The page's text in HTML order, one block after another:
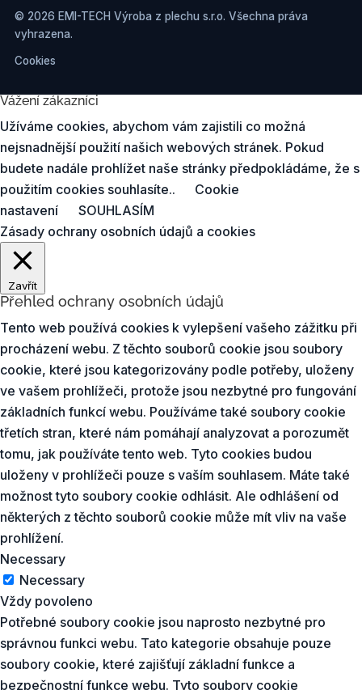
© 2026 EMI-TECH Výroba z plechu s.r.o. Všechna práva
vyhrazena.
Cookies
Vážení zákazníci
Užíváme cookies, abychom vám zajistili co možná
nejsnadnější použití našich webových stránek. Pokud
budete nadále prohlížet naše stránky předpokládáme, že s
použitím cookies souhlasíte..
Cookie
nastavení
SOUHLASÍM
Zásady ochrany osobních údajů a cookies
Zavřít
Přehled ochrany osobních údajů
Tento web používá cookies k vylepšení vašeho zážitku při
procházení webu. Z těchto souborů cookie jsou soubory
cookie, které jsou kategorizovány podle potřeby, uloženy
ve vašem prohlížeči, protože jsou nezbytné pro fungování
základních funkcí webu. Používáme také soubory cookie
třetích stran, které nám pomáhají analyzovat a porozumět
tomu, jak používáte tento web. Tyto cookies budou
uloženy v prohlížeči pouze s vaším souhlasem. Máte také
možnost tyto soubory cookie odhlásit. Ale odhlášení od
některých z těchto souborů cookie může mít vliv na vaše
prohlížení.
Necessary
Necessary
Vždy povoleno
Potřebné soubory cookie jsou naprosto nezbytné pro
správnou funkci webu. Tato kategorie obsahuje pouze
soubory cookie, které zajišťují základní funkce a
bezpečnostní funkce webu. Tyto soubory cookie